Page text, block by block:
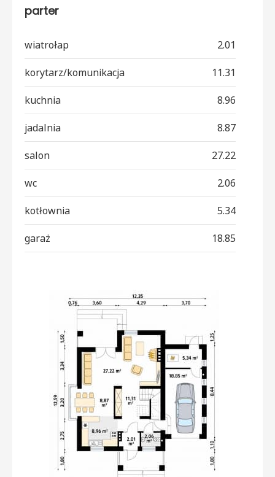
parter
wiatrołap 2.01
korytarz/komunikacja 11.31
kuchnia 8.96
jadalnia 8.87
salon 27.22
wc 2.06
kotłownia 5.34
garaż 18.85